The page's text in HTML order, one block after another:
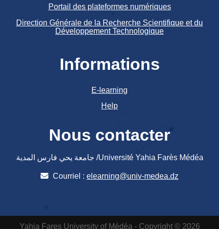
Portail des plateformes numériques
Direction Générale de la Recherche Scientifique et du
Développement Technologique
Informations
E-learning
Help
Nous contacter
جامعة يحي فارس المدية /Université Yahia Farès Médéa
Courriel : elearning@univ-medea.dz
Yahia Fares University of Médéa - Copyright © 2026